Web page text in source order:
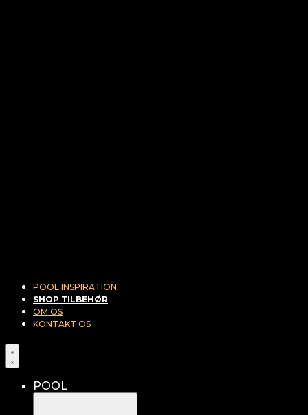
POOL INSPIRATION
SHOP TILBEHØR
OM OS
KONTAKT OS
POOL